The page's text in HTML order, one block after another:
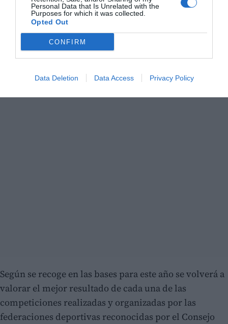
Personal Data that Is Unrelated with the
Purposes for which it was collected.
Opted Out
CONFIRM
Data Deletion Data Access Privacy Policy
Según se recoge en las bases para este año se volverá a
valorar el mejor resultado de cada una de las
competiciones realizadas y organizadas por las
federaciones deportivas reconocidas por el Consejo